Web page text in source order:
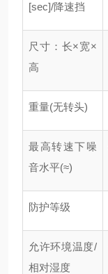
[sec]/降速挡
尺寸：长×宽×
高
重量(无转头)
最高转速下噪
音水平(≈)
防护等级
允许环境温度/
相对湿度